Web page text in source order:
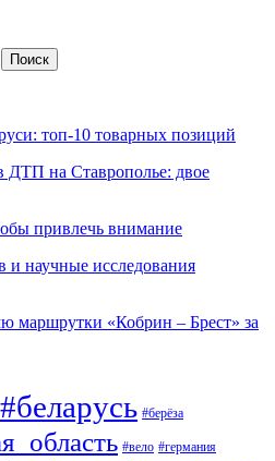
топ-10 товарных позиций
ДТП на Ставрополье: двое
привлечь внимание
и научные исследования
маршрутки «Кобрин – Брест» за
#беларусь #берёза
#вело #германия